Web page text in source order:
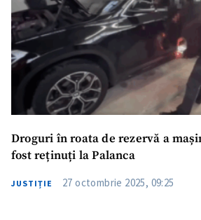
Droguri în roata de rezervă a
fost reținuți la Palanca
JUSTIȚIE 27 octombrie 2025, 09:25